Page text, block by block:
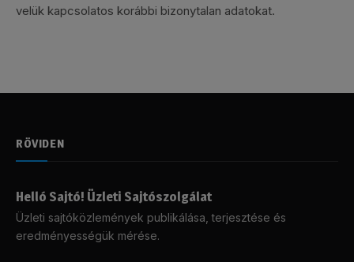
velük kapcsolatos korábbi bizonytalan adatokat.
RÖVIDEN
Helló Sajtó! Üzleti Sajtószolgálat
Üzleti sajtóközlemények publikálása, terjesztése és
eredményességük mérése.